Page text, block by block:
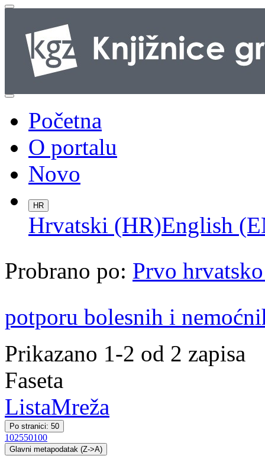
Početna
O portalu
Novo
HR
Hrvatski (HR)English
Probrano po: Prvo
potporu bolesnih i
Prikazano 1-2 od 2 zapisa
Faseta
ListaMreža
Po stranici: 50
102550100
Glavni metapodatak (Z->A)